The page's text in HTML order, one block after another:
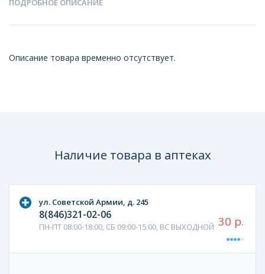
Описание товара временно отсутствует.
Наличие товара в аптеках
ул. Советской Армии, д. 245
8(846)321-02-06
ПН-ПТ 08:00-18:00, СБ 09:00-15:00, ВС ВЫХОДНОЙ 30 р.